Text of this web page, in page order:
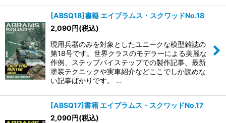
[ABSQ18]書籍 エイブラムス・スクワッドNo.18
2,090円(税込)
現用兵器のみを対象としたユニークな模型雑誌の
第18号です。世界クラスのモデラーによる美麗な
作例、ステップバイステップでの製作記事、最新
塗装テクニックや実車紹介などここでしか読めな
い記事ばかりです。 …
[ABSQ17]書籍 エイブラムス・スクワッドNo.17
2,090円(税込)